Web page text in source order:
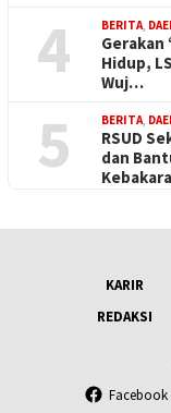
4 BERITA,
Hidup,
Wuj…
5 BERITA,
RSUD
dan
KARIR
REDAKSI
Facebook